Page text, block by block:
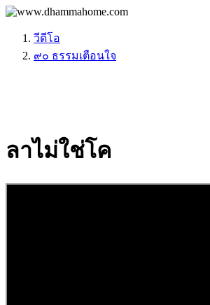
วีดีโอ
๙๐ ธรรมเตือนใจ
ลาไม่ใช่โค